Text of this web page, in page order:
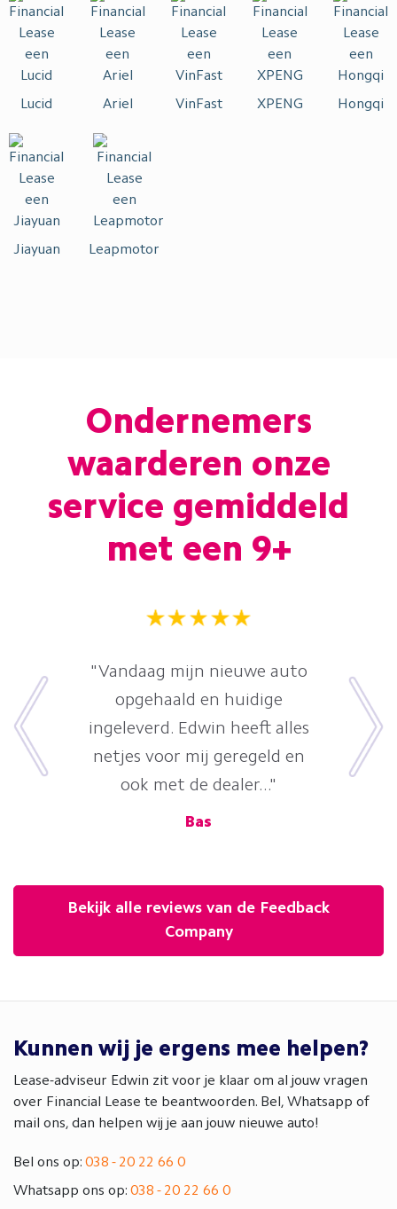
Lucid Ariel VinFast XPENG Hongqi
Jiayuan Leapmotor
Ondernemers
waarderen onze
service gemiddeld
met een 9+
"Vandaag mijn nieuwe auto
opgehaald en huidige
ingeleverd. Edwin heeft alles
netjes voor mij geregeld en
ook met de dealer..."
Bas
Bekijk alle reviews van de Feedback
Company
Kunnen wij je ergens mee helpen?
Lease-adviseur Edwin zit voor je klaar om al jouw vragen
over Financial Lease te beantwoorden. Bel, Whatsapp of
mail ons, dan helpen wij je aan jouw nieuwe auto!
Bel ons op: 038 - 20 22 66 0
Whatsapp ons op: 038 - 20 22 66 0